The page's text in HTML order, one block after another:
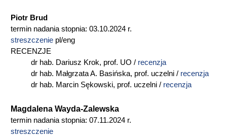
Piotr Brud
termin nadania stopnia: 03.10.2024 r.
streszczenie pl/eng
RECENZJE
dr hab. Dariusz Krok, prof. UO / recenzja
dr hab. Małgrzata A. Basińska, prof. uczelni / recenzja
dr hab. Marcin Sękowski, prof. uczelni / recenzja
Magdalena Wayda-Zalewska
termin nadania stopnia: 07.11.2024 r.
streszczenie